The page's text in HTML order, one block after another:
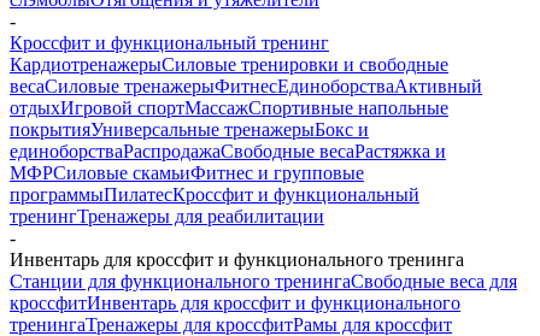
-
Кроссфит и функциональный тренинг
КардиотренажерыСиловые тренировки и свободные
весаСиловые тренажерыФитнесЕдиноборстваАктивный
отдыхИгровой спортМассажСпортивные напольные
покрытияУниверсальные тренажерыБокс и
единоборстваРаспродажаСвободные весаРастяжка и
МФРСиловые скамьиФитнес и групповые
программыПилатесКроссфит и функциональный
тренингТренажеры для реабилитации
-
Инвентарь для кроссфит и функционального тренинга
Станции для функционального тренингаСвободные веса для
кроссфитИнвентарь для кроссфит и функционального
тренингаТренажеры для кроссфитРамы для кроссфит